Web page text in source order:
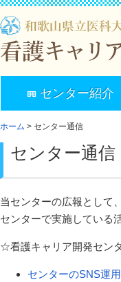
センター紹介
ホーム > センター通信
センター通信
当センターの広報として
センターで実施している
☆看護キャリア開発セン
センターのSNS運